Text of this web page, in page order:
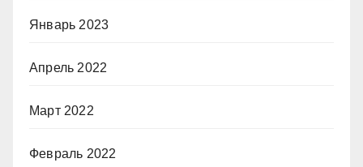
Январь 2023
Апрель 2022
Март 2022
Февраль 2022